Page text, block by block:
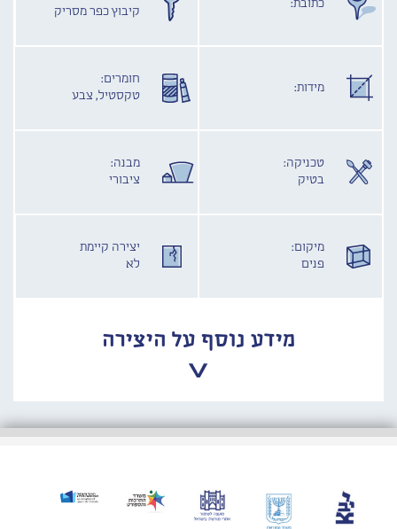
כתובת:
קיבוץ כפר מסריק
מידות:
חומרים:
טקסטיל, צבע
טכניקה:
בטיק
מבנה:
ציבורי
מיקום:
פנים
יצירה קיימת
לא
מידע נוסף על היצירה